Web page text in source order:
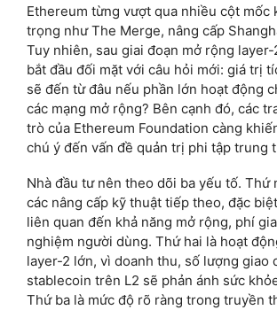
Ethereum từng vượt qua nhiều cột mốc
trọng như The Merge, nâng cấp
Tuy nhiên, sau giai đoạn mở rộng
bắt đầu đối mặt với câu hỏi mới: giá trị
sẽ đến từ đâu nếu phần lớn hoạt động
các mạng mở rộng? Bên cạnh đó, các
trò của Ethereum Foundation càng
chú ý đến vấn đề quản trị phi tập trung
Nhà đầu tư nên theo dõi ba yếu tố. Thứ
các nâng cấp kỹ thuật tiếp theo, đặc
liên quan đến khả năng mở rộng, phí
nghiệm người dùng. Thứ hai là hoạt
layer-2 lớn, vì doanh thu, số lượng giao
stablecoin trên L2 sẽ phản ánh sức
Thứ ba là mức độ rõ ràng trong truyền